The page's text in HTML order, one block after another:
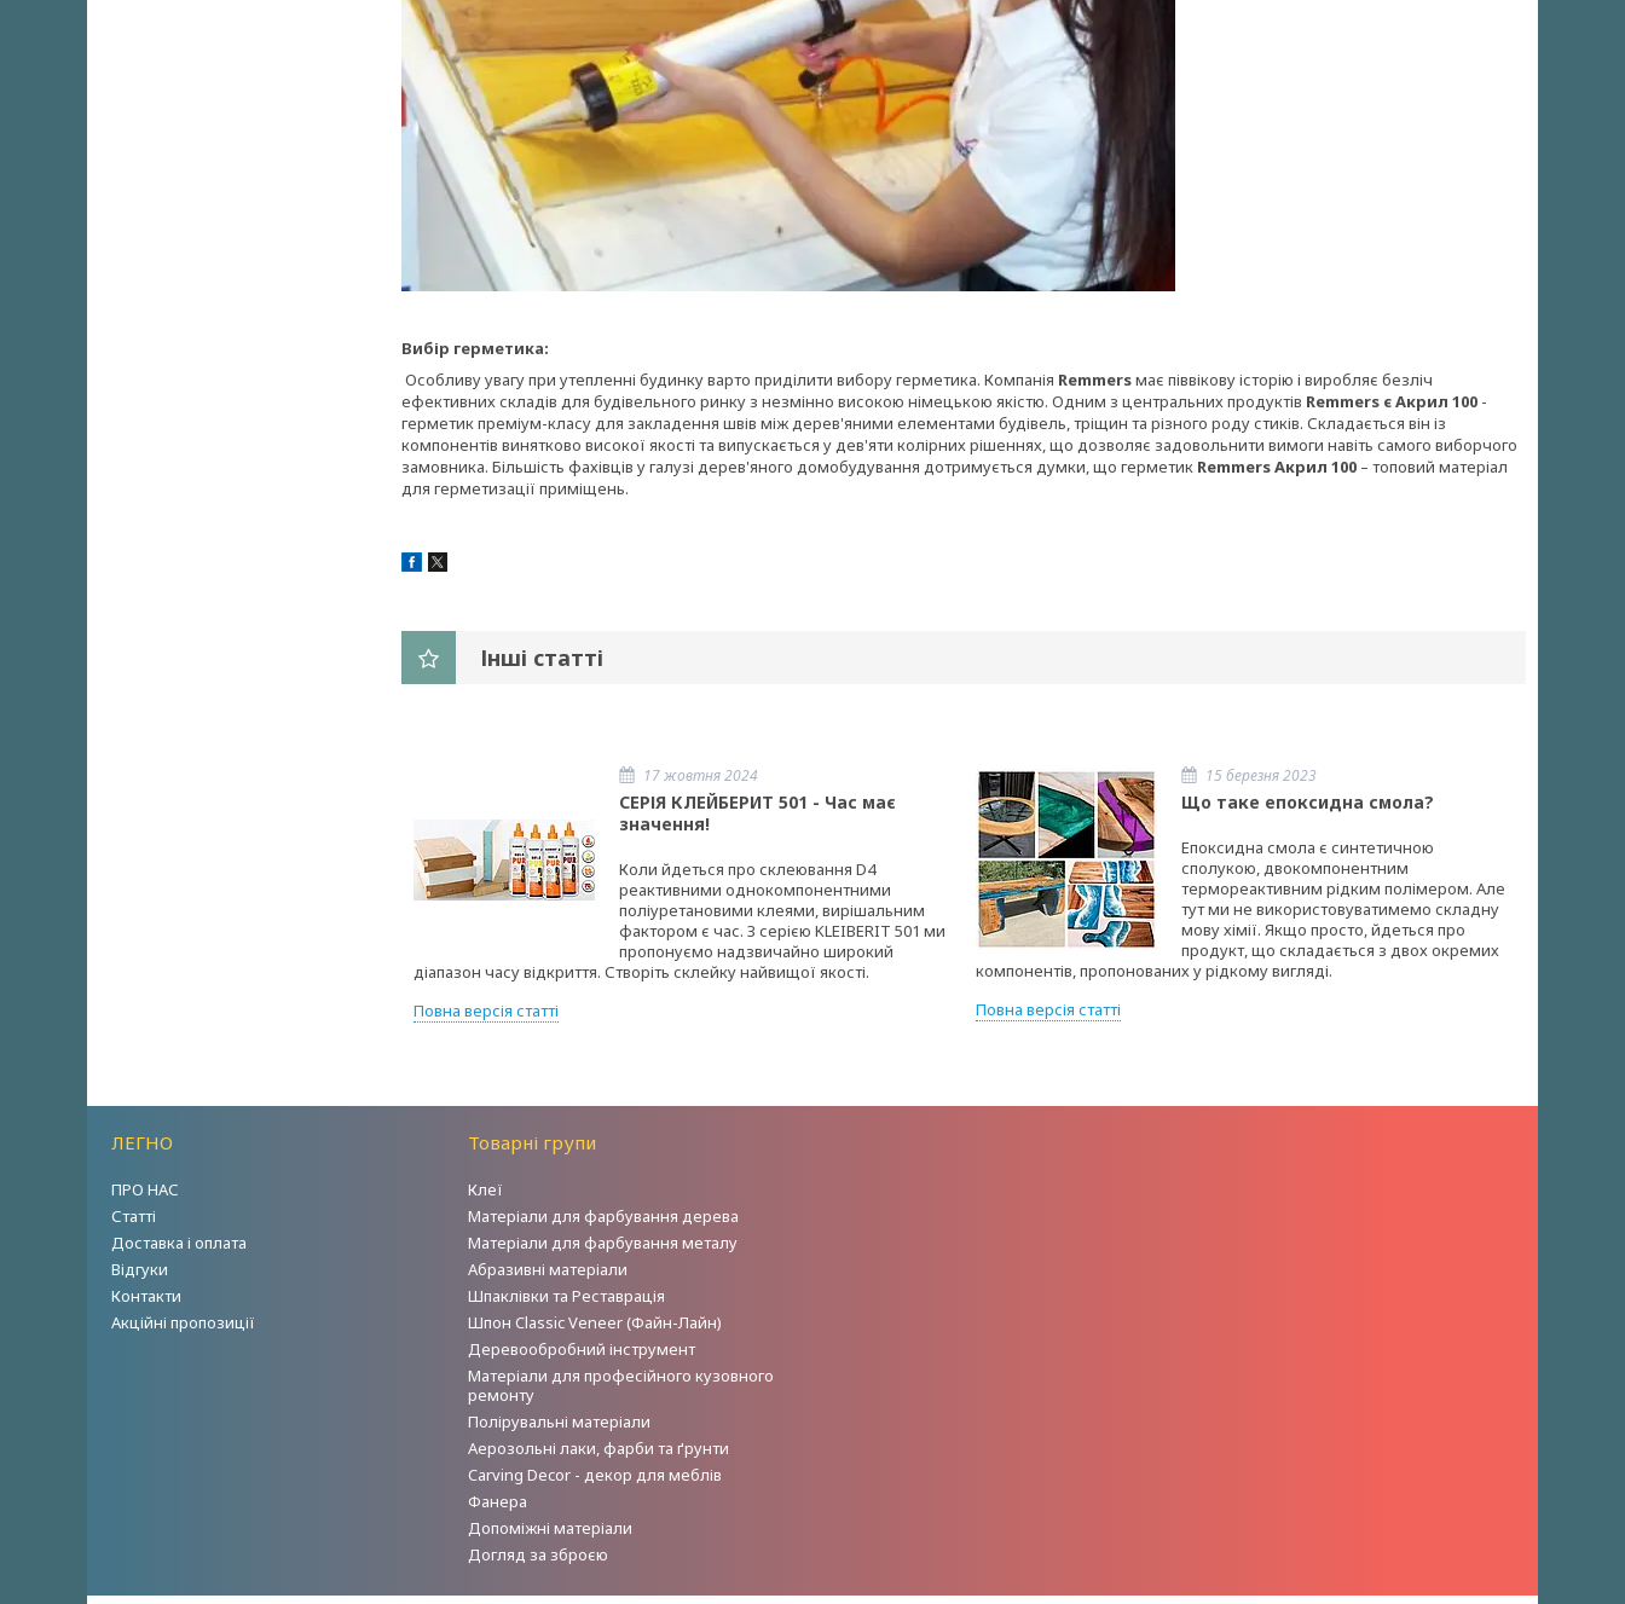
Вибір герметика:
Особливу увагу при утепленні будинку варто приділити вибору герметика. Компанія Remmersмає піввікову історію і виробляє безліч
ефективних складів для будівельного ринку з незмінно високою німецькою якістю. Одним з центральних продуктів Remmers є Акрил 100 -
герметик преміум-класу для закладення швів між дерев'яними елементами будівель, тріщин та різного роду стиків. Складається він із
компонентів винятково високої якості та випускається у дев'яти колірних рішеннях, що дозволяє задовольнити вимоги навіть самого виборчого
замовника. Більшість фахівців у галузі дерев'яного домобудування дотримується думки, що герметик Remmers Акрил 100 – топовий матеріал
для герметизації приміщень.
Інші статті
17 жовтня 2024
СЕРІЯ КЛЕЙБЕРИТ 501 - Час має
значення!
Коли йдеться про склеювання D4
реактивними однокомпонентними
поліуретановими клеями, вирішальним
фактором є час. З серією KLEIBERIT 501 ми
пропонуємо надзвичайно широкий
діапазон часу відкриття. Створіть склейку найвищої якості.
Повна версія статті
15 березня 2023
Що таке епоксидна смола?
Епоксидна смола є синтетичною
сполукою, двокомпонентним
термореактивним рідким полімером. Але
тут ми не використовуватимемо складну
мову хімії. Якщо просто, йдеться про
продукт, що складається з двох окремих
компонентів, пропонованих у рідкому вигляді.
Повна версія статті
ЛЕГНО
ПРО НАС
Статті
Доставка і оплата
Відгуки
Контакти
Акційні пропозиції
Товарні групи
Клеї
Матеріали для фарбування дерева
Матеріали для фарбування металу
Абразивні матеріали
Шпаклівки та Реставрація
Шпон Classic Veneer (Файн-Лайн)
Деревообробний інструмент
Матеріали для професійного кузовного
ремонту
Полірувальні матеріали
Аерозольні лаки, фарби та ґрунти
Carving Decor - декор для меблів
Фанера
Допоміжні матеріали
Догляд за зброєю